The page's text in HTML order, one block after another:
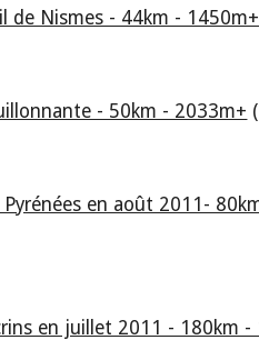
de Nismes - 44km - 1450m+
- 50km - 2033m+
en juillet 2011 - 180km -